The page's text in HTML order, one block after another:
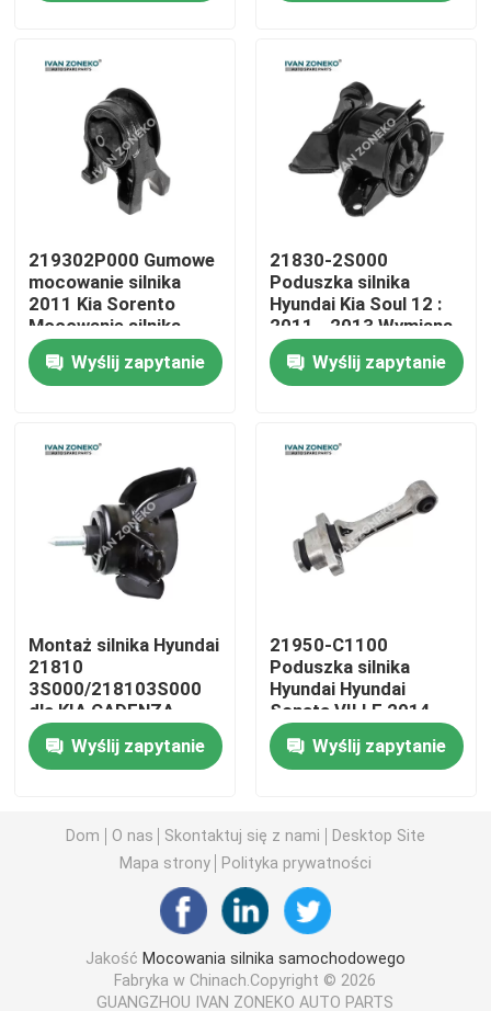
Pokaz VR
Kontrola jakości
Skontaktuj się z nami
Aktualności
Sprawy
Mocowania silnika samochodowego
Mocowanie silnika z tyłu
Gumowe mocowanie silnika
Wspornik mocowania silnika
Wahacz zawieszenia
Łącznik drążka stabilizatora
219302P000 Gumowe
mocowanie silnika
2011 Kia Sorento
Mocowanie silnika
Wyślij zapytanie
21830-2S000
Poduszka silnika
Hyundai Kia Soul 12 :
2011 - 2013 Wymiana
mocowania silnika
Wyślij zapytanie
Montaż silnika Hyundai
21810
3S000/218103S000
dla KIA CADENZA
2010-2015
Wyślij zapytanie
21950-C1100
Poduszka silnika
Hyundai Hyundai
Sonata VII LF 2014
Wyślij zapytanie
Dom O nas Skontaktuj się z nami
Desktop Site
Mapa strony
Polityka prywatności
Jakość Mocowania silnika samochodowego
Fabryka w Chinach.Copyright © 2026
GUANGZHOU IVAN ZONEKO AUTO PARTS